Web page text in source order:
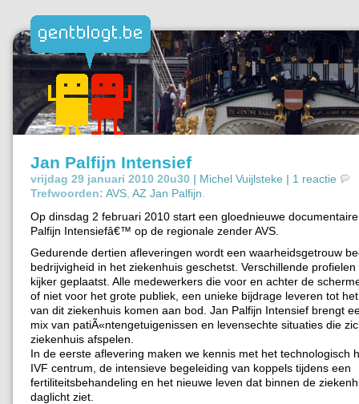
Jan Palfijn Intensief
vrijdag 29 januari 2010 20u30 | Michel Vuijlsteke | 1 reactie
Trefwoorden: AVS AZ Jan Palfijn
Op dinsdag 2 februari 2010 start een gloednieuwe
Palfijn Intensiefâ€™ op de regionale zender AVS.
Gedurende dertien afleveringen wordt een waarheidsgetrouw
bedrijvigheid in het ziekenhuis geschetst. Verschillende
kijker geplaatst. Alle medewerkers die voor en achter de
of niet voor het grote publiek, een unieke bijdrage leveren tot
van dit ziekenhuis komen aan bod. Jan Palfijn Intensief brengt
mix van patiÃ«ntengetuigenissen en levensechte situaties die
ziekenhuis afspelen.
In de eerste aflevering maken we kennis met het technologisch
IVF centrum, de intensieve begeleiding van koppels tijdens een
fertiliteitsbehandeling en het nieuwe leven dat binnen de
daglicht ziet.